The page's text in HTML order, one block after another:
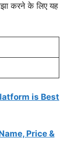
करने के लिए यह
is Best
Price &